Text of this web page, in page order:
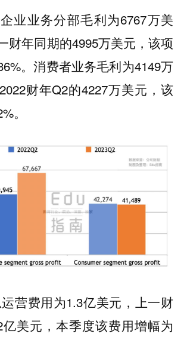
业业务分部毛利为6767万美
财年同期的4995万美元，该项
。消费者业务毛利为4149万
财年Q2的4227万美元，该
。
营费用为1.3亿美元，上一财
美元，本季度该费用增幅为